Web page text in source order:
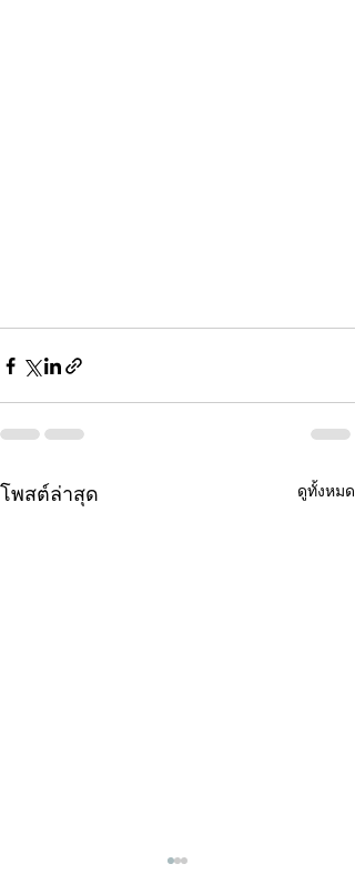
โพสต์ล่าสุด ดูทั้งหมด